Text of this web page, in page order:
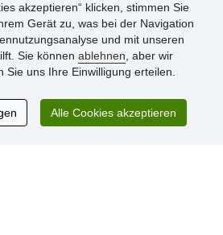
günstigen Preisen. Sehr
akzeptieren“ klicken, stimmen Sie
Gerät zu, was bei der Navigation
und mit unseren
Sie können ablehnen , aber wir
uns Ihre Einwilligung erteilen.
Alle Cookies akzeptieren